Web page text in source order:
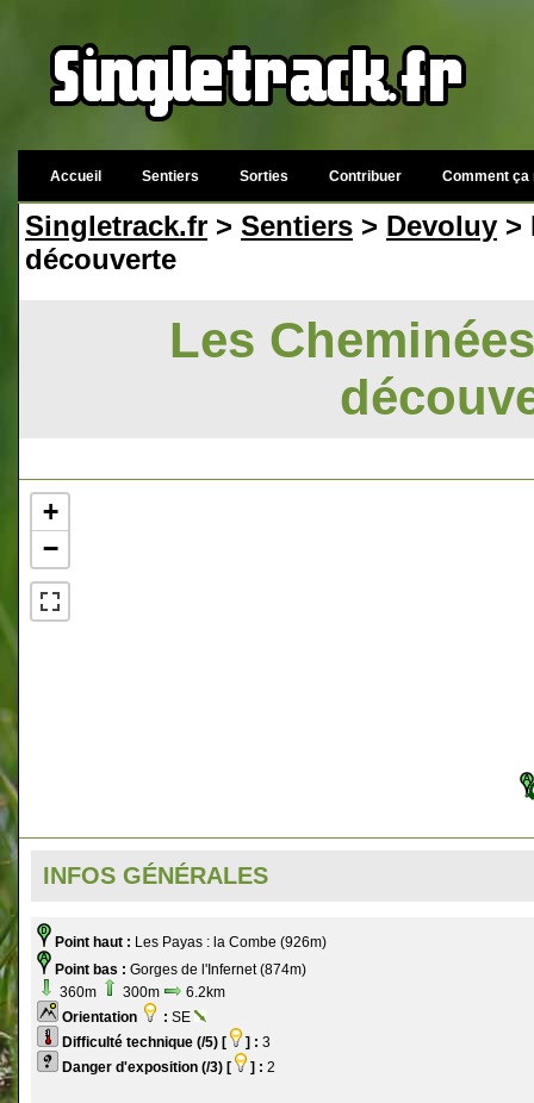
Accueil Sentiers Sorties Contribuer Comment ça
Singletrack.fr > Sentiers > Devoluy >
découverte
Les
+
−
INFOS GÉNÉRALES
Point haut : Les Payas : la Combe (926m)
Point bas : Gorges de l'Infernet (874m)
360m
300m
6.2km
Orientation
: SE
Difficulté technique (/5) [
] : 3
Danger d'exposition (/3) [
] : 2